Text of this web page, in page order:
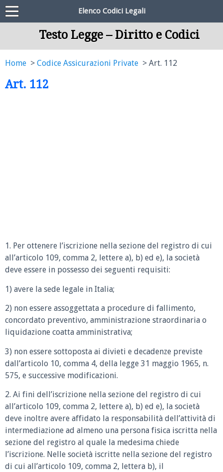
Elenco Codici Legali
Testo Legge – Diritto e Codici
Home Codice Assicurazioni Private Art. 112
Art. 112
1. Per ottenere l’iscrizione nella sezione del registro di cui
all’articolo 109, comma 2, lettere a), b) ed e), la società
deve essere in possesso dei seguenti requisiti:
1) avere la sede legale in Italia;
2) non essere assoggettata a procedure di fallimento,
concordato preventivo, amministrazione straordinaria o
liquidazione coatta amministrativa;
3) non essere sottoposta ai divieti e decadenze previste
dall’articolo 10, comma 4, della legge 31 maggio 1965, n.
575, e successive modificazioni.
2. Ai fini dell’iscrizione nella sezione del registro di cui
all’articolo 109, comma 2, lettere a), b) ed e), la società
deve inoltre avere affidato la responsabilità dell’attività di
intermediazione ad almeno una persona fisica iscritta nella
sezione del registro al quale la medesima chiede
l’iscrizione. Nelle società iscritte nella sezione del registro
di cui all’articolo 109, comma 2, lettera b), il